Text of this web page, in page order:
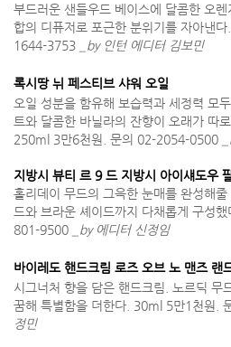
부드러운 샌들우드 베이스에 달콤한 오
합의 디퓨저로 포근한 분위기를 자아낸
1644-3753
_by 인턴 에디터 김보민
록시땅 뉘 페스티브 샤워 오일
오일 성분을 함유해 보습력과 세정력 모
트와 달콤한 바닐라의 잔향이 오래가 따
250ml 3만6천원. 문의 02-2054-0500
지방시 뷰티 르 9 드 지방시 아이섀도우
홀리데이 무드의 그윽한 눈매를 완성해
드와 브라운 셰이드까지 다채롭게 구성
801-9500
_by 에디터 신정임
바이레도 핸드크림 로즈 오브 노 맨즈 랜
시그너처 향을 담은 핸드크림. 노르딕 무
꿈해 특별함을 더한다. 30ml 5만1천원.
정민